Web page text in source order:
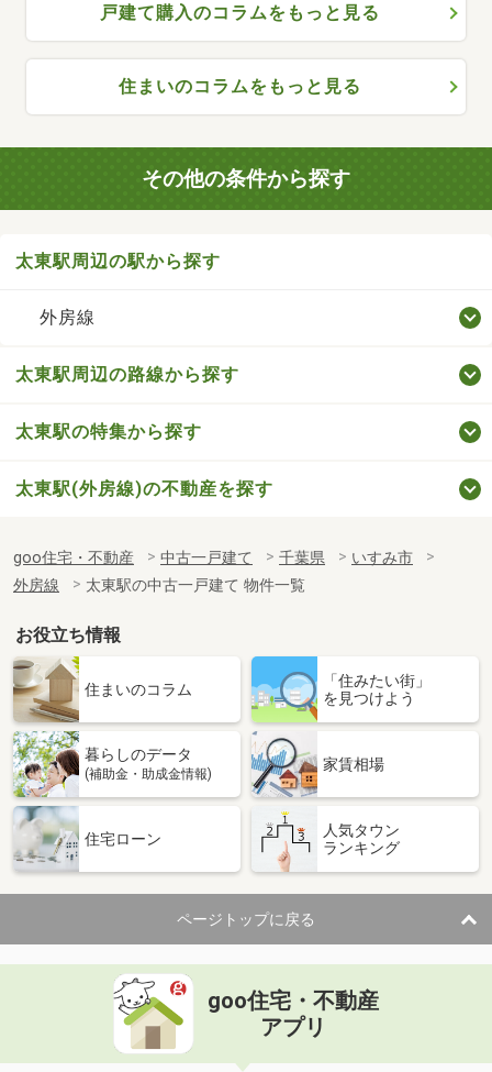
戸建て購入のコラムをもっと見る
住まいのコラムをもっと見る
その他の条件から探す
太東駅周辺の駅から探す
外房線
太東駅周辺の路線から探す
太東駅の特集から探す
太東駅(外房線)の不動産を探す
goo住宅・不動産 中古一戸建て 千葉県
いすみ市
外房線
太東駅の中古一戸建て 物件一覧
お役立ち情報
住まいのコラム
「住みたい街」
を見つけよう
暮らしのデータ
(補助金・助成金情報)
家賃相場
住宅ローン
人気タウン
ランキング
ページトップに戻る
goo住宅・不動産
アプリ